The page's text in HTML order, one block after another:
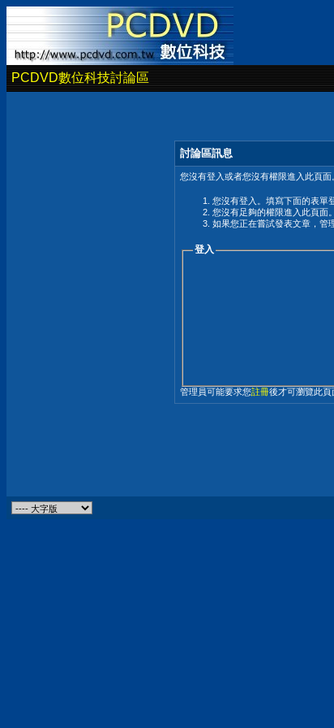
PCDVD數位科技討論區
討論區訊息
您沒有登入或者您沒有權限進入此頁
您沒有登入。填寫下面的表單
您沒有足夠的權限進入此頁面
如果您正在嘗試發表文章，管
登入
管理員可能要求您註冊後才可瀏覽此頁